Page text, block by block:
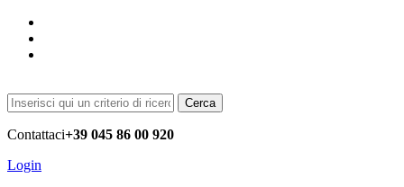
Cerca
Contattaci+39 045 86 00 920
Login